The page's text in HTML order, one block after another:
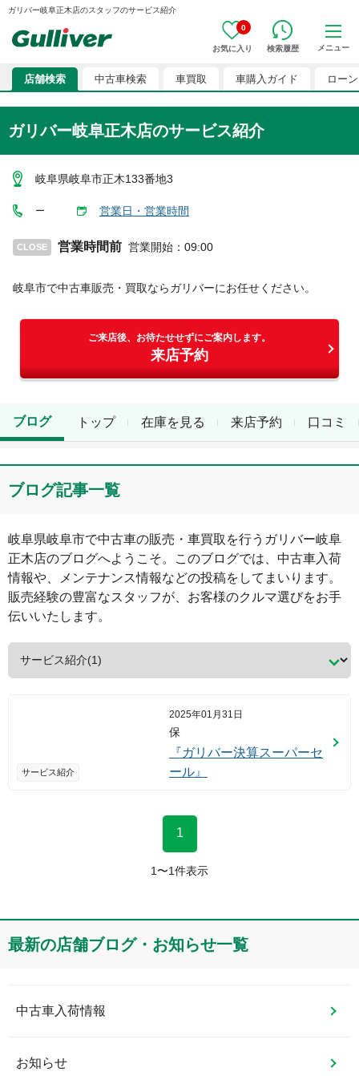
ガリバー岐阜正木店のスタッフのサービス紹介
0
お気に入り 検索履歴 メニュー
店舗検索 中古車検索 車買取 車購入ガイド ローン
ガリバー岐阜正木店のサービス紹介
岐阜県岐阜市正木133番地3
ー 営業日・営業時間
CLOSE 営業時間前 営業開始 ： 09:00
岐阜市で中古車販売・買取ならガリバーにお任せください。
ご来店後、お待たせせずにご案内します。
来店予約
トップ 在庫を見る 来店予約 口コミ
ブログ
ブログ記事一覧
岐阜県岐阜市で中古車の販売・車買取を行う ガリバー岐阜
正木店のブログへようこそ。このブログでは、中古車入荷
情報や、メンテナンス情報などの投稿をしてまいります。
販売経験の豊富なスタッフが、お客様のクルマ選びをお手
伝いいたします。
サービス紹介
2025年01月31日
保
『ガリバー決算スーパーセ
ール』
1
1 〜1件表示
最新の店舗ブログ・お知らせ一覧
中古車入荷情報
お知らせ